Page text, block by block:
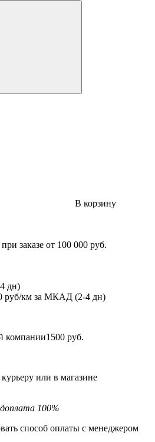
В корзину
заказе от 100 000 руб.
дн)
руб/км за МКАД (2-4 дн)
компании1500 руб.
или в магазине
100%
способ оплаты с менеджером